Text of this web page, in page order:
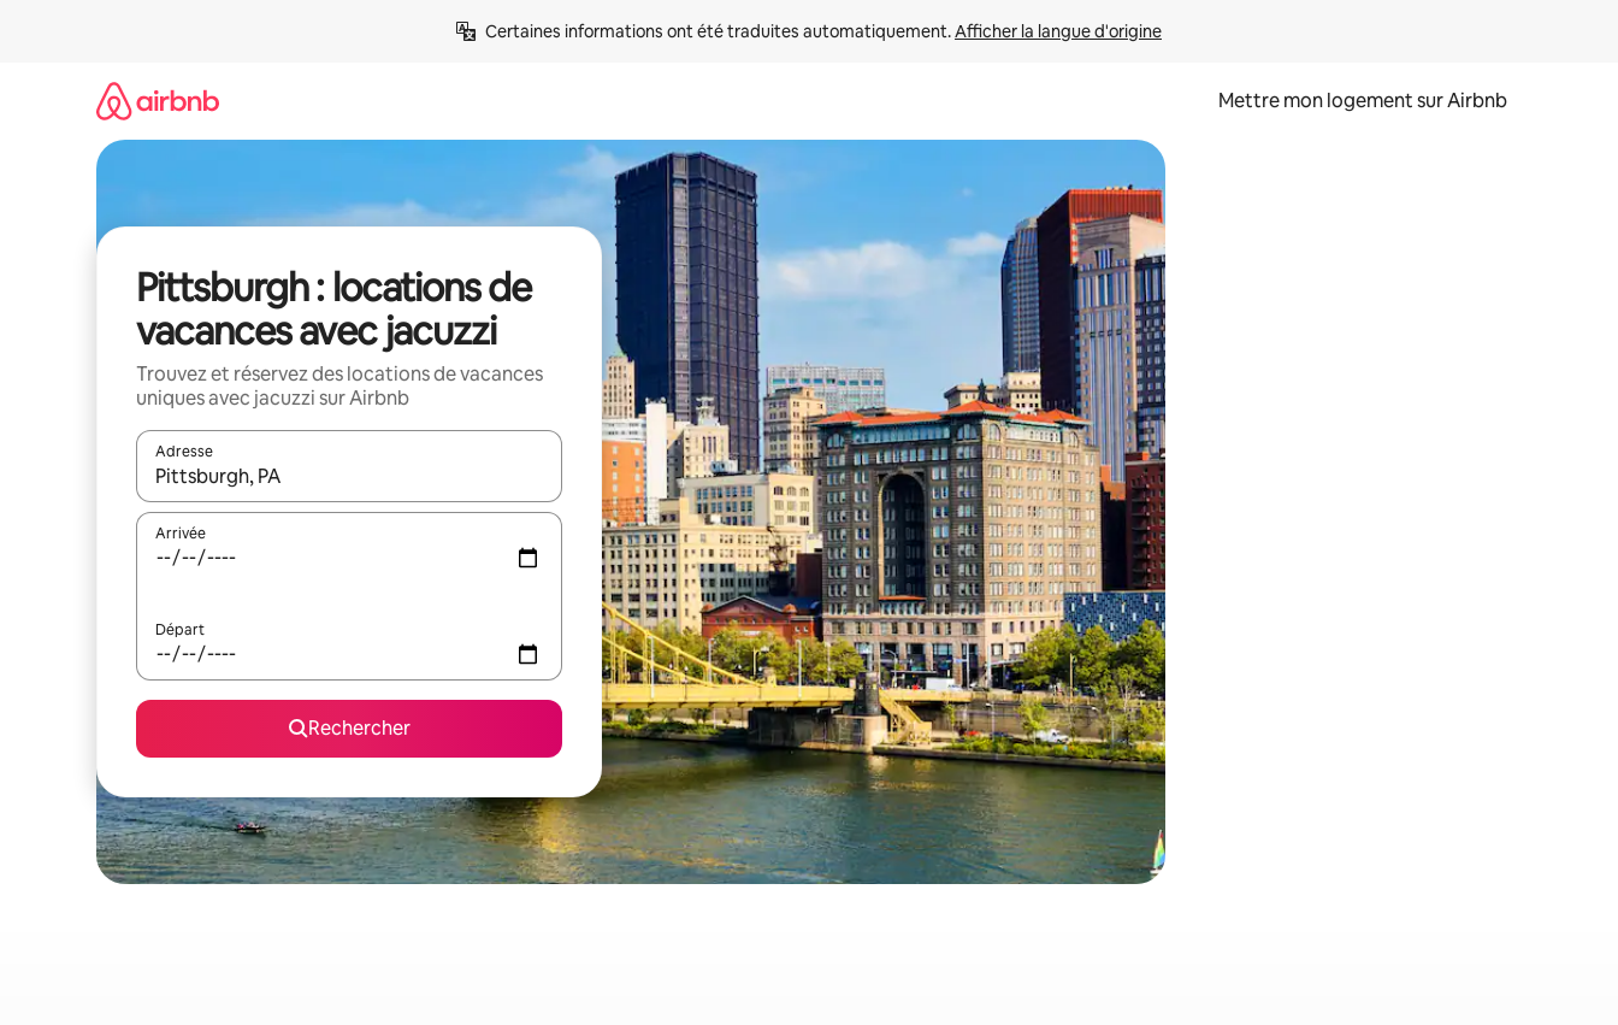
Certaines informations ont été traduites automatiquement. Afficher la langue d'origine
Mettre mon logement sur Airbnb
Pittsburgh : locations de
vacances avec jacuzzi
Trouvez et réservez des locations de vacances
uniques avec jacuzzi sur Airbnb
Adresse
Lorsque les résultats s'affichent, utilisez les flèches vers le haut et vers le bas pour les parcourir ou en appuyant et en faisant glisser.
Arrivée
Départ
Rechercher